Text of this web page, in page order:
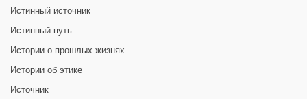
Истинный источник
Истинный путь
Истории о прошлых жизнях
Истории об этике
Источник